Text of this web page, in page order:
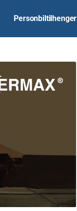
Personbiltilhenger